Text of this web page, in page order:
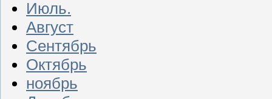
Июль.
Август
Сентябрь
Октябрь
ноябрь